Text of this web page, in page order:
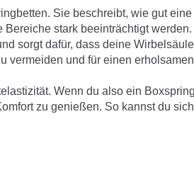
Sie beschreibt, wie gut eine
stark beeinträchtigt werden.
sorgt dafür, dass deine
vermeiden und für einen
Wenn du also ein
zu genießen. So kannst du